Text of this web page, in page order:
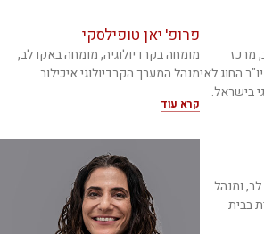
מרכז
החוג לאי
בישראל.
פרופ' יאן טופילסקי
מומחה בקרדיולוגיה, מומחה באקו לב,
מנהל המערך הקרדיולוגי איכילוב
קרא עוד
לב, ומנהל
בבית